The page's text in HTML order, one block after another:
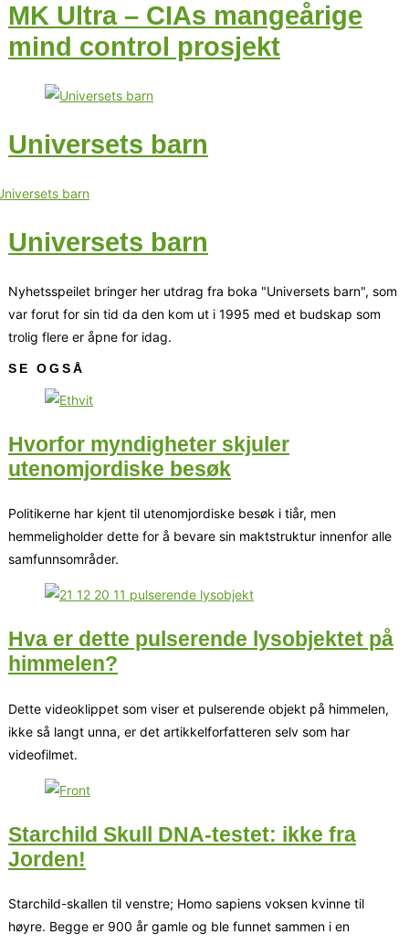
MK Ultra – CIAs mangeårige
mind control prosjekt
Universets barn
Universets barn
Nyhetsspeilet bringer her utdrag fra boka "Universets barn", som
var forut for sin tid da den kom ut i 1995 med et budskap som
trolig flere er åpne for idag.
SE OGSÅ
Hvorfor myndigheter skjuler
utenomjordiske besøk
Politikerne har kjent til utenomjordiske besøk i tiår, men
hemmeligholder dette for å bevare sin maktstruktur innenfor alle
samfunnsområder.
Hva er dette pulserende lysobjektet på
himmelen?
Dette videoklippet som viser et pulserende objekt på himmelen,
ikke så langt unna, er det artikkelforfatteren selv som har
videofilmet.
Starchild Skull DNA-testet: ikke fra
Jorden!
Starchild-skallen til venstre; Homo sapiens voksen kvinne til
høyre. Begge er 900 år gamle og ble funnet sammen i en